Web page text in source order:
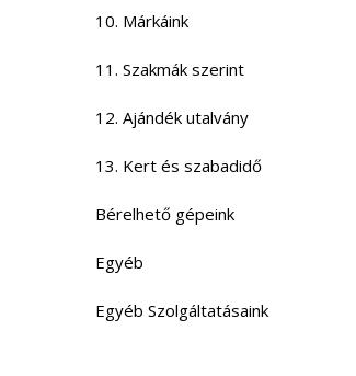
10. Márkáink
11. Szakmák szerint
12. Ajándék utalvány
13. Kert és szabadidő
Bérelhető gépeink
Egyéb
Egyéb Szolgáltatásaink